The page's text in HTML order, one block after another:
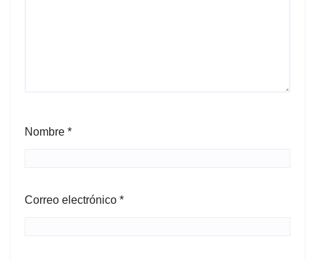
Nombre *
Correo electrónico *